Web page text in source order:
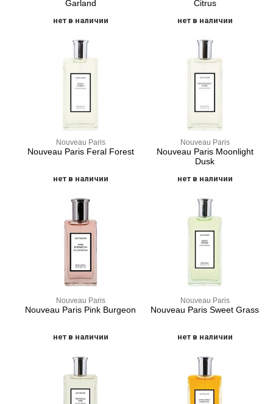
Garland
нет в наличии
Citrus
нет в наличии
Nouveau Paris
Nouveau Paris Feral Forest
нет в наличии
Nouveau Paris
Nouveau Paris Moonlight
Dusk
нет в наличии
Nouveau Paris
Nouveau Paris Pink Burgeon
нет в наличии
Nouveau Paris
Nouveau Paris Sweet Grass
нет в наличии